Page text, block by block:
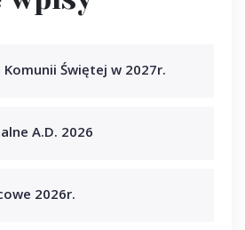
Świętej w 2027r.
A.D. 2026
2026r.